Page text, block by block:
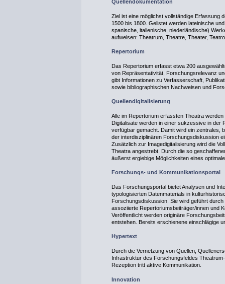
Quellendokumentation
Ziel ist eine möglichst vollständige Erfassung
1500 bis 1800. Gelistet werden lateinische
spanische, italienische, niederländische)
aufweisen: Theatrum, Theatre, Theater,
Repertorium
Das Repertorium erfasst etwa 200
von Repräsentativität, Forschungsrelevanz
gibt Informationen zu Verfasserschaft,
sowie bibliographischen Nachweisen und
Quellendigitalisierung
Alle im Repertorium erfassten Theatra
Digitalisate werden in einer sukzessive in der
verfügbar gemacht. Damit wird ein zentrales,
der interdisziplinären Forschungsdiskussion
Zusätzlich zur Imagedigitalisierung wird die
Theatra angestrebt. Durch die so
äußerst ergiebige Möglichkeiten eines
Forschungs- und Kommunikationsportal
Das Forschungsportal bietet Analysen und
typologisierten Datenmaterials in
Forschungsdiskussion. Sie wird geführt
assoziierte Repertoriumsbeiträger/innen und
Veröffentlicht werden originäre
entstehen. Bereits erschienene einschlägige
Hypertext
Durch die Vernetzung von Quellen,
Infrastruktur des Forschungsfeldes
Rezeption tritt aktive Kommunikation.
Innovation